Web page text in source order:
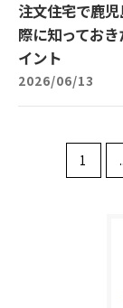
注文住宅で鹿
際に知ってお
イント
2026/06/13
1